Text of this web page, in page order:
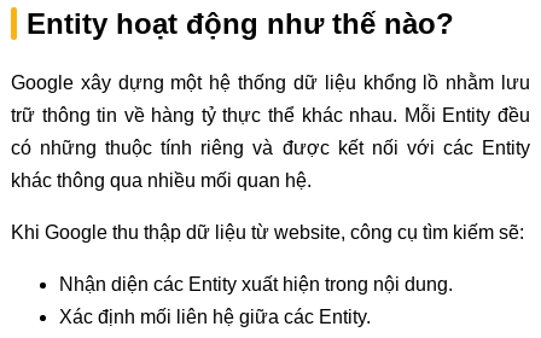
Entity hoạt động như thế nào?
Google xây dựng một hệ thống dữ liệu khổng lồ nhằm lưu
trữ thông tin về hàng tỷ thực thể khác nhau. Mỗi Entity đều
có những thuộc tính riêng và được kết nối với các Entity
khác thông qua nhiều mối quan hệ.
Khi Google thu thập dữ liệu từ website, công cụ tìm kiếm sẽ:
Nhận diện các Entity xuất hiện trong nội dung.
Xác định mối liên hệ giữa các Entity.